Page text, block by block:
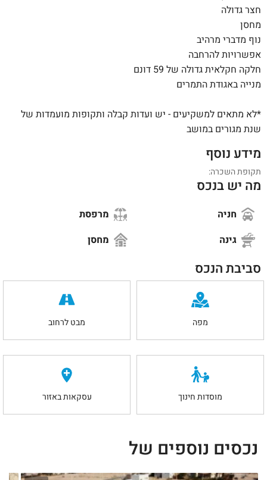
חצר גדולה
מחסן
נוף מדברי מרהיב
אפשרויות להרחבה
חלקה חקלאית גדולה של 59 דונם
מנייה באגודת התמרים
*לא מתאים למשקיעים - יש ועדות קבלה ותקופות מועמדות של
שנת מגורים במושב
מידע נוסף
תקופת השכרה:
מה יש בנכס
חניה
מרפסת
גינה
מחסן
סביבת הנכס
מפה מבט לרחוב
מוסדות חינוך עסקאות באזור
נכסים נוספים של